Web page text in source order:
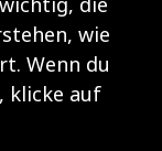
wie
Wenn du
klicke auf